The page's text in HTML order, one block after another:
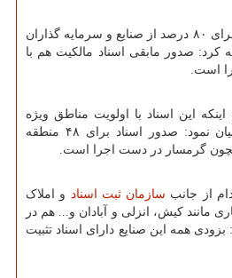
وی از صدور اسناد مالکیت برای ۸۰ درصد از صنایع و سرمایه گذاران
کرد: صدور مابقی اسناد مالکیت هم با
است.
این اسناد با اولویت مناطق ویژه
اقتصادی دنبال می شود، بیان نمود: صدور اسناد برای ۴۸ منطقه
گرمسار در دست اجرا است.
از جانب سازمان ثبت اسناد و املاک
تجاری مانند کیش، انزلی و آبادان و... هم در
همه این صنایع دارای اسناد تثبیت